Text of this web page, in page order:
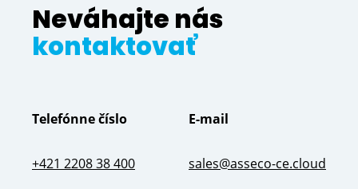
Neváhajte nás
kontaktovať
Telefónne číslo
+421 2208 38 400
E-mail
sales@asseco-ce.cloud